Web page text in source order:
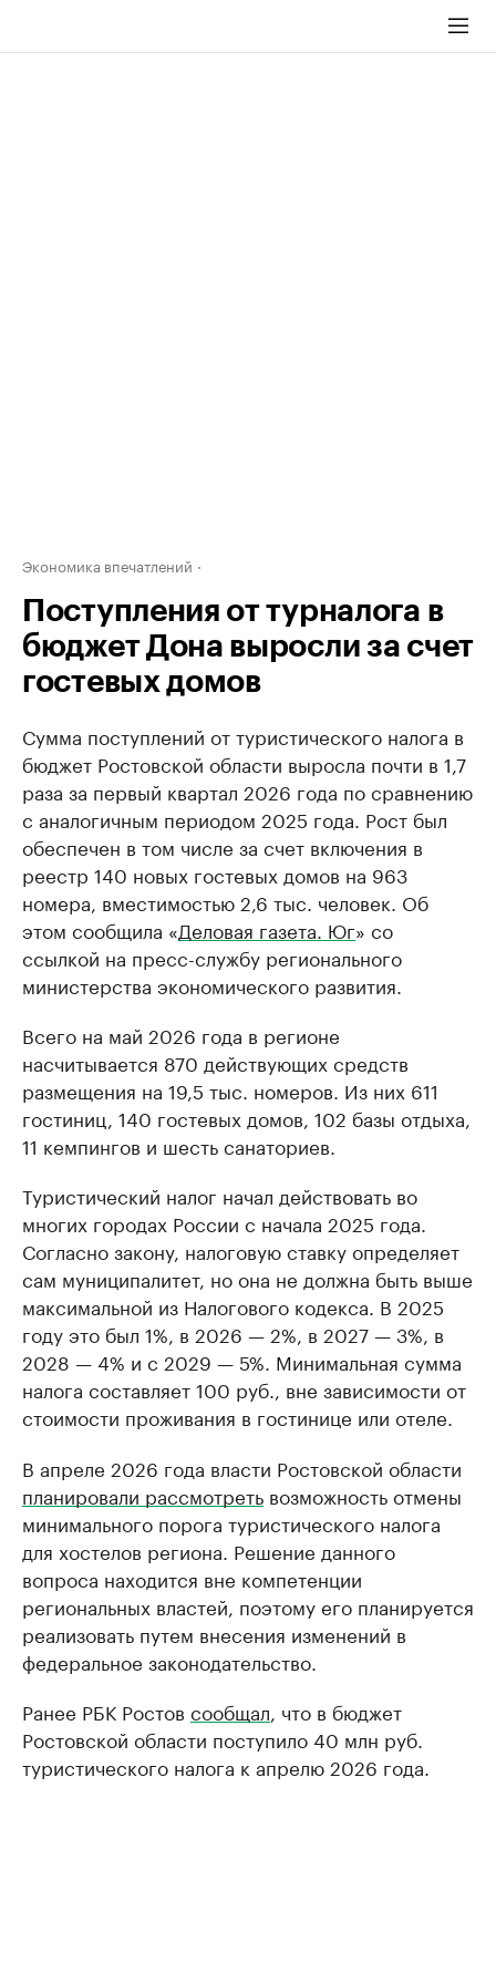
Экономика впечатлений
Поступления от турналога в
бюджет Дона выросли за счет
гостевых домов
Сумма поступлений от туристического налога в
бюджет Ростовской области выросла почти в 1,7
раза за первый квартал 2026 года по сравнению
с аналогичным периодом 2025 года. Рост был
обеспечен в том числе за счет включения в
реестр 140 новых гостевых домов на 963
номера, вместимостью 2,6 тыс. человек. Об
этом сообщила «Деловая газета. Юг» со
ссылкой на пресс-службу регионального
министерства экономического развития.
Всего на май 2026 года в регионе
насчитывается 870 действующих средств
размещения на 19,5 тыс. номеров. Из них 611
гостиниц, 140 гостевых домов, 102 базы отдыха,
11 кемпингов и шесть санаториев.
Туристический налог начал действовать во
многих городах России с начала 2025 года.
Согласно закону, налоговую ставку определяет
сам муниципалитет, но она не должна быть выше
максимальной из Налогового кодекса. В 2025
году это был 1%, в 2026 — 2%, в 2027 — 3%, в
2028 — 4% и с 2029 — 5%. Минимальная сумма
налога составляет 100 руб., вне зависимости от
стоимости проживания в гостинице или отеле.
В апреле 2026 года власти Ростовской области
планировали рассмотреть возможность отмены
минимального порога туристического налога
для хостелов региона. Решение данного
вопроса находится вне компетенции
региональных властей, поэтому его планируется
реализовать путем внесения изменений в
федеральное законодательство.
Ранее РБК Ростов сообщал , что в бюджет
Ростовской области поступило 40 млн руб.
туристического налога к апрелю 2026 года.